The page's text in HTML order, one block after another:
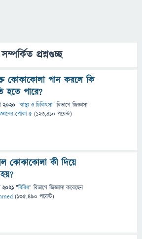
সম্পর্কিত প্রশ্নগুচ্ছ
কোকাকোলা পান করলে কি
হতে পারে?
2020 "স্বাস্থ্য ও চিকিৎসা" বিভাগে জিজ্ঞাসা
পোকা ৫ (123,410 পয়েন্ট)
কোকাকোলা কী দিয়ে
2021 "বিবিধ" বিভাগে জিজ্ঞাসাকরেছেন
(135,490 পয়েন্ট)